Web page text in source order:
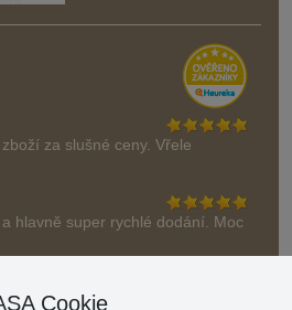
za slušné ceny. Vřele
hlavně super rychlé dodání. Moc
Cookie